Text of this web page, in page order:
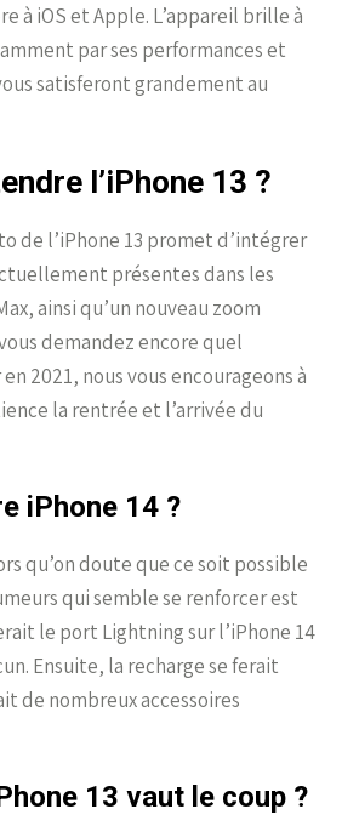
à iOS et Apple. L’appareil brille à
par ses performances et
satisferont grandement au
l’iPhone 13 ?
de l’iPhone 13 promet d’intégrer
présentes dans les
ainsi qu’un nouveau zoom
demandez encore quel
2021, nous vous encourageons à
la rentrée et l’arrivée du
iPhone 14 ?
qu’on doute que ce soit possible
qui semble se renforcer est
le port Lightning sur l’iPhone 14
Ensuite, la recharge se ferait
de nombreux accessoires
13 vaut le coup ?